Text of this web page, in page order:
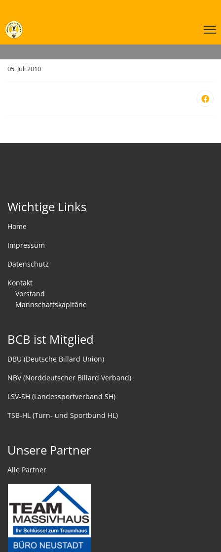
05. Juli 2010
Wichtige Links
Home
Impressum
Datenschutz
Kontakt
Vorstand
Mannschaftskapitäne
BCB ist Mitglied
DBU (Deutsche Billard Union)
NBV (Norddeutscher Billard Verband)
LSV-SH (Landessportverband SH)
TSB-HL (Turn- und Sportbund HL)
Unsere Partner
Alle Partner